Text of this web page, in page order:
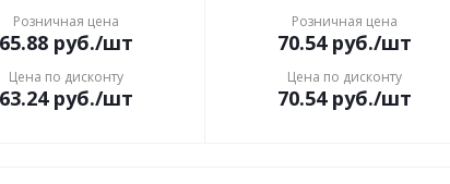
Розничная цена
65.88 руб./шт
Цена по дисконту
63.24руб./шт
Розничная цена
70.54руб./шт
Цена по дисконту
70.54руб./шт